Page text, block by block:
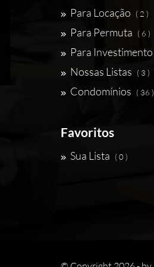
Para Locação ( 2 )
Para Permuta ( 6 )
Para Investimento
Nossas Listas ( 3 )
Condomínios ( 36 )
Favoritos
Sua Lista ( 0 )